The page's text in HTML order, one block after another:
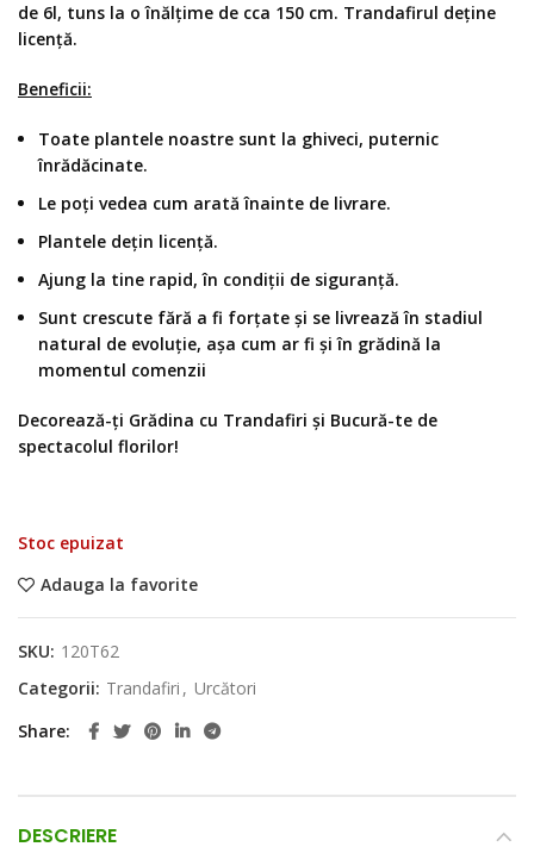
de 6l, tuns la o înălțime de cca 150 cm. Trandafirul deține
licență.
Beneficii:
Toate plantele noastre sunt la ghiveci, puternic
înrădăcinate.
Le poți vedea cum arată înainte de livrare.
Plantele dețin licență.
Ajung la tine rapid, în condiții de siguranță.
Sunt crescute fără a fi forțate și se livrează în stadiul
natural de evoluție, așa cum ar fi și în grădină la
momentul comenzii
Decorează-ți Grădina cu Trandafiri și Bucură-te de
spectacolul florilor!
Stoc epuizat
Adauga la favorite
SKU: 120T62
Categorii: Trandafiri , Urcători
Share
DESCRIERE